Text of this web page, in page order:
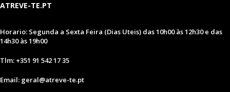
ATREVE-TE.PT
Horario: Segunda a Sexta Feira (Dias Uteis) das 10h00 às 12h30 e das
14h30 às 19h00
Tlm: +351 91 542 17 35
Email: geral@atreve-te.pt